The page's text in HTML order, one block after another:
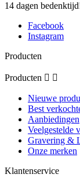
14 dagen
Facebook
Instagram
Producten
Producten  
Nieuwe
Best
Aanbiedingen
Veelgestelde
Gravering &
Onze merken
Klantenservice